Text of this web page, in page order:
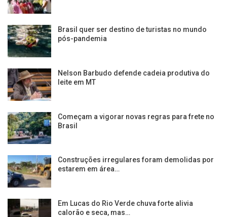
Brasil quer ser destino de turistas no mundo
pós-pandemia
Nelson Barbudo defende cadeia produtiva do
leite em MT
Começam a vigorar novas regras para frete no
Brasil
Construções irregulares foram demolidas por
estarem em área…
Em Lucas do Rio Verde chuva forte alivia
calorão e seca, mas…